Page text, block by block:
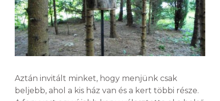
Aztán invitált minket, hogy menjünk csak
beljebb, ahol a kis ház van és a kert többi része.